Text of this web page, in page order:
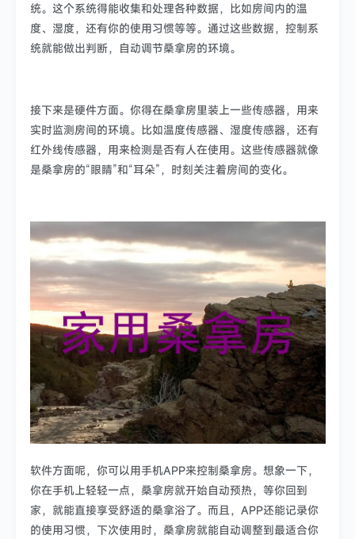
统。这个系统得能收集和处理各种数据，比如房间内的温
度、湿度，还有你的使用习惯等等。通过这些数据，控制系
统就能做出判断，自动调节桑拿房的环境。
接下来是硬件方面。你得在桑拿房里装上一些传感器，用来
实时监测房间的环境。比如温度传感器、湿度传感器，还有
红外线传感器，用来检测是否有人在使用。这些传感器就像
是桑拿房的“眼睛”和“耳朵”，时刻关注着房间的变化。
软件方面呢，你可以用手机APP来控制桑拿房。想象一下，
你在手机上轻轻一点，桑拿房就开始自动预热，等你回到
家，就能直接享受舒适的桑拿浴了。而且，APP还能记录你
的使用习惯，下次使用时，桑拿房就能自动调整到最适合你